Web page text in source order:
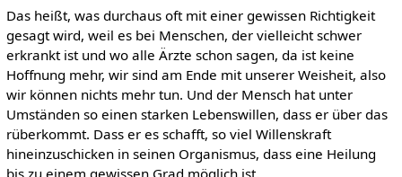
Das heißt, was durchaus oft mit einer gewissen Richtigkeit
gesagt wird, weil es bei Menschen, der vielleicht schwer
erkrankt ist und wo alle Ärzte schon sagen, da ist keine
Hoffnung mehr, wir sind am Ende mit unserer Weisheit, also
wir können nichts mehr tun. Und der Mensch hat unter
Umständen so einen starken Lebenswillen, dass er über das
rüberkommt. Dass er es schafft, so viel Willenskraft
hineinzuschicken in seinen Organismus, dass eine Heilung